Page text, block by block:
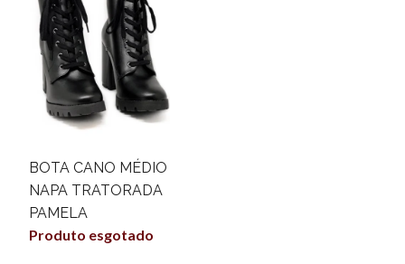
BOTA CANO MÉDIO
NAPA TRATORADA
PAMELA
Produto esgotado